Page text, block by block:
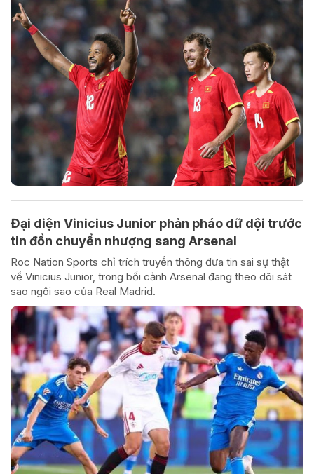
Đại diện Vinicius Junior phản pháo dữ dội trước
tin đồn chuyển nhượng sang Arsenal
Roc Nation Sports chỉ trích truyền thông đưa tin sai sự thật
về Vinicius Junior, trong bối cảnh Arsenal đang theo dõi sát
sao ngôi sao của Real Madrid.